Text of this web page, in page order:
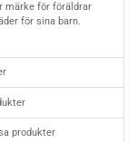
märke för föräldrar
för sina barn.
produkter